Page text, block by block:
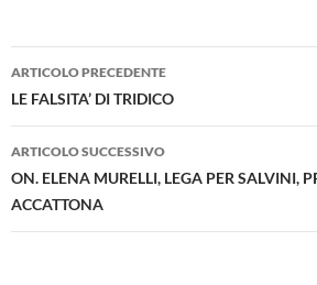
Navigazione
articolo
ARTICOLO PRECEDENTE
LE FALSITA’ DI TRIDICO
ARTICOLO SUCCESSIVO
ON. ELENA MURELLI, LEGA PER SALVINI,
ACCATTONA